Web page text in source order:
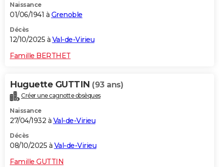
Naissance
01/06/1941 à Grenoble
Décès
12/10/2025 à Val-de-Virieu
Famille BERTHET
Huguette GUTTIN (93 ans)
Créer une cagnotte obsèques
Naissance
27/04/1932 à Val-de-Virieu
Décès
08/10/2025 à Val-de-Virieu
Famille GUTTIN